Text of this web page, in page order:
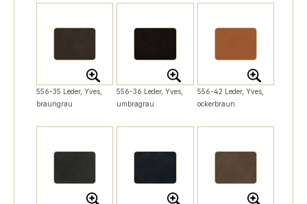
556-35 Leder, Yves,
braungrau
556-36 Leder, Yves,
umbragrau
556-42 Leder, Yves,
ockerbraun